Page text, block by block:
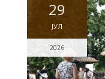
29
ЈУЛ
2026